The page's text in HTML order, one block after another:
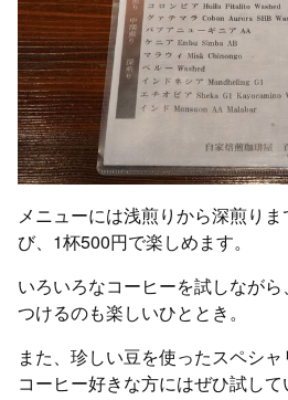
メニューには浅煎りから深煎り
び、1杯500円で楽しめます。
いろいろなコーヒーを試しなが
つけるのも楽しいひととき。
また、珍しい豆を使ったスペシャ
コーヒー好きな方にはぜひ試して